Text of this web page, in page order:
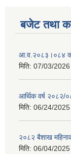
बजेट तथा
आ.व.२०८३।०८४ को
मिति: 07/03/
आर्थिक वर्ष २०८२/
मिति: 06/24/
२०८२ बैशाख
मिति: 06/04/